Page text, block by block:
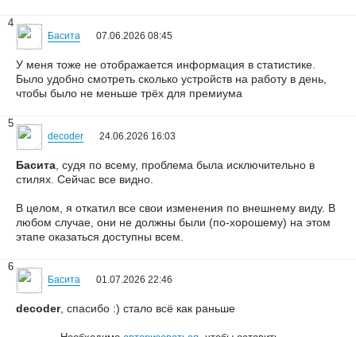
4
Басита 07.06.2026 08:45
У меня тоже не отображается информация в статистике.
Было удобно смотреть сколько устройств на работу в день,
чтобы было не меньше трёх для премиума
5
decoder 24.06.2026 16:03
Басита , судя по всему, проблема была исключительно в
стилях. Сейчас все видно.
В целом, я откатил все свои изменения по внешнему виду. В
любом случае, они не должны были (по-хорошему) на этом
этапе оказаться доступны всем.
6
Басита 01.07.2026 22:46
decoder, спасибо :) стало всё как раньше